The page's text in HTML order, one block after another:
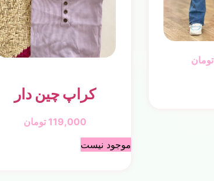
تومان
کراپ چین دار
119,000 تومان
موجود نیست